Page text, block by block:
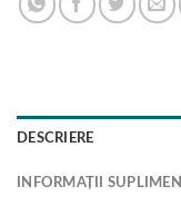
DESCRIERE
INFORMAȚII